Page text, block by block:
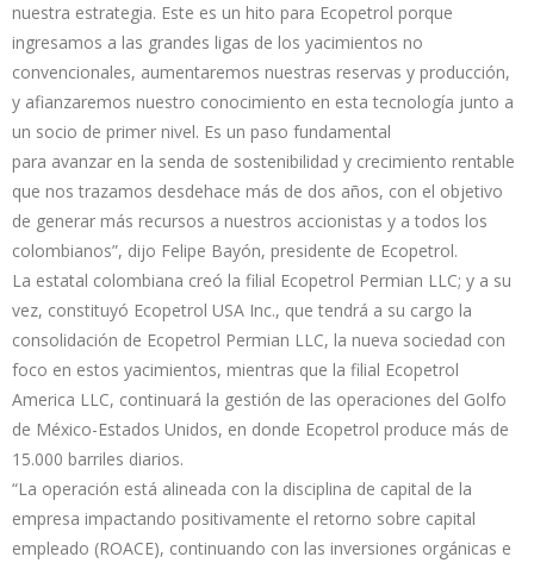
nuestra estrategia. Este es un hito para Ecopetrol porque
ingresamos a las grandes ligas de los yacimientos no
convencionales, aumentaremos nuestras reservas y producción,
y afianzaremos nuestro conocimiento en esta tecnología junto a
un socio de primer nivel. Es un paso fundamental
para avanzar en la senda de sostenibilidad y crecimiento rentable
que nos trazamos desdehace más de dos años, con el objetivo
de generar más recursos a nuestros accionistas y a todos los
colombianos”, dijo Felipe Bayón, presidente de Ecopetrol.
La estatal colombiana creó la filial Ecopetrol Permian LLC; y a su
vez, constituyó Ecopetrol USA Inc., que tendrá a su cargo la
consolidación de Ecopetrol Permian LLC, la nueva sociedad con
foco en estos yacimientos, mientras que la filial Ecopetrol
America LLC, continuará la gestión de las operaciones del Golfo
de México-Estados Unidos, en donde Ecopetrol produce más de
15.000 barriles diarios.
“La operación está alineada con la disciplina de capital de la
empresa impactando positivamente el retorno sobre capital
empleado (ROACE), continuando con las inversiones orgánicas e